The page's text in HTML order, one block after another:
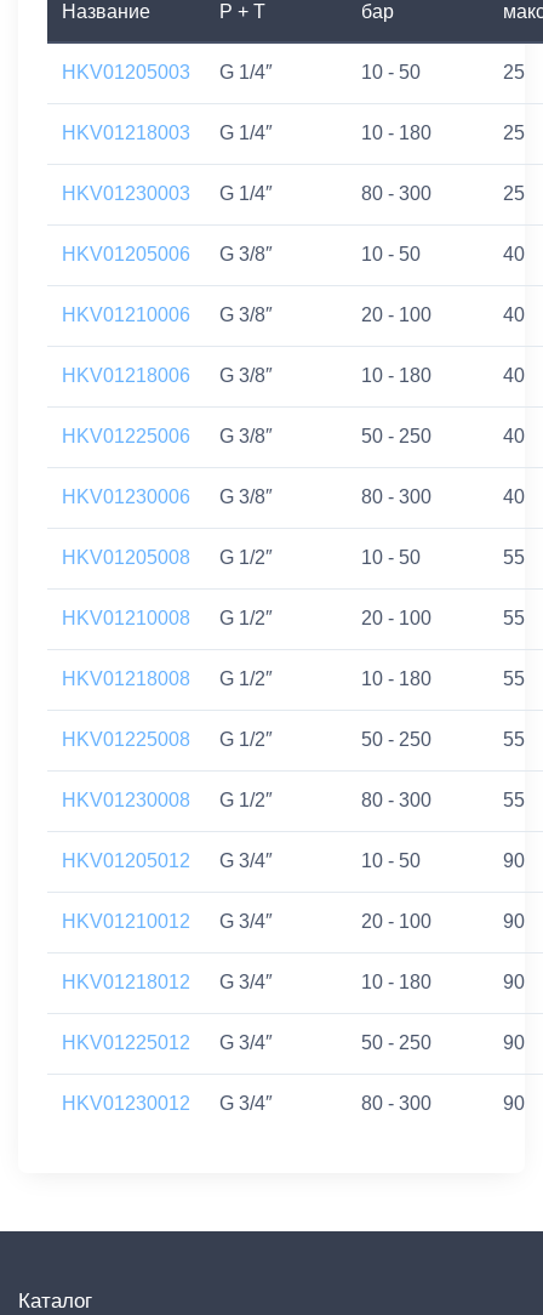
Название
P + T
бар
HKV01205003 G 1/4″ 10 - 50 25
HKV01218003 G 1/4″ 10 - 180 25
HKV01230003 G 1/4″ 80 - 300 25
HKV01205006 G 3/8″ 10 - 50 40
HKV01210006 G 3/8″ 20 - 100 40
HKV01218006 G 3/8″ 10 - 180 40
HKV01225006 G 3/8″ 50 - 250 40
HKV01230006 G 3/8″ 80 - 300 40
HKV01205008 G 1/2″ 10 - 50 55
HKV01210008 G 1/2″ 20 - 100 55
HKV01218008 G 1/2″ 10 - 180 55
HKV01225008 G 1/2″ 50 - 250 55
HKV01230008 G 1/2″ 80 - 300 55
HKV01205012 G 3/4″ 10 - 50 90
HKV01210012 G 3/4″ 20 - 100 90
HKV01218012 G 3/4″ 10 - 180 90
HKV01225012 G 3/4″ 50 - 250 90
HKV01230012 G 3/4″ 80 - 300 90
Каталог